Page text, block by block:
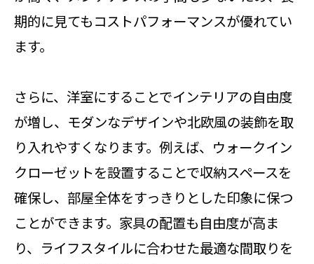
期的に見てもコストパフォーマンスが優れてい
ます。
さらに、洋室にすることでインテリアの自由度
が増し、モダンなデザインや北欧風の装飾を取
り入れやすくなります。例えば、ウォークイン
クローゼットを設置することで収納スペースを
確保し、部屋全体をすっきりとした印象に保つ
ことができます。家具の配置も自由度が高ま
り、ライフスタイルに合わせた最適な間取りを